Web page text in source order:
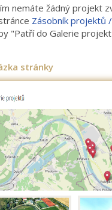
nemáte žádný projekt
Zásobník projektů
"Patří do Galerie
stránky